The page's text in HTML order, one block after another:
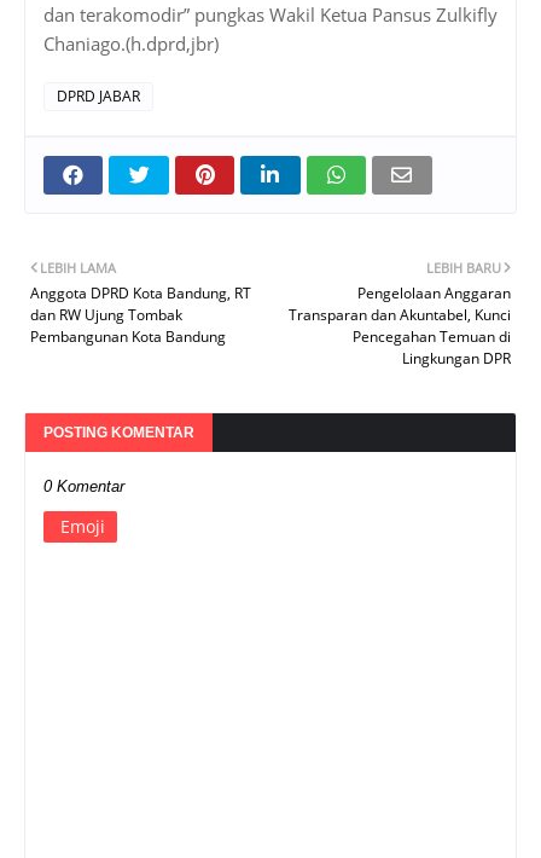
dan terakomodir” pungkas Wakil Ketua Pansus Zulkifly
Chaniago.(h.dprd,jbr)
DPRD JABAR
LEBIH BARU
Pengelolaan Anggaran
Transparan dan Akuntabel, Kunci
Pencegahan Temuan di
Lingkungan DPR
LEBIH LAMA
Anggota DPRD Kota Bandung, RT
dan RW Ujung Tombak
Pembangunan Kota Bandung
POSTING KOMENTAR
0 Komentar
Emoji